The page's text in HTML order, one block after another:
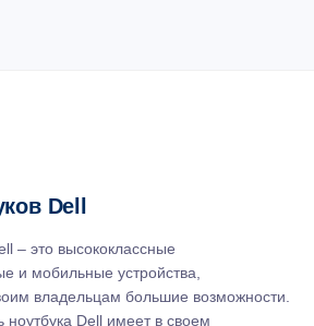
Dell
– это высококлассные
и мобильные устройства,
владельцам большие возможности.
ноутбука Dell имеет в своем